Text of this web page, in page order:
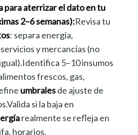
para aterrizar el dato en tu
2–6 semanas):Revisa tu
: separa energía,
y mercancías (no
5–10 insumos
frescos, gas,
umbralesde ajuste de
si la baja en
realmente se refleja en
horarios,